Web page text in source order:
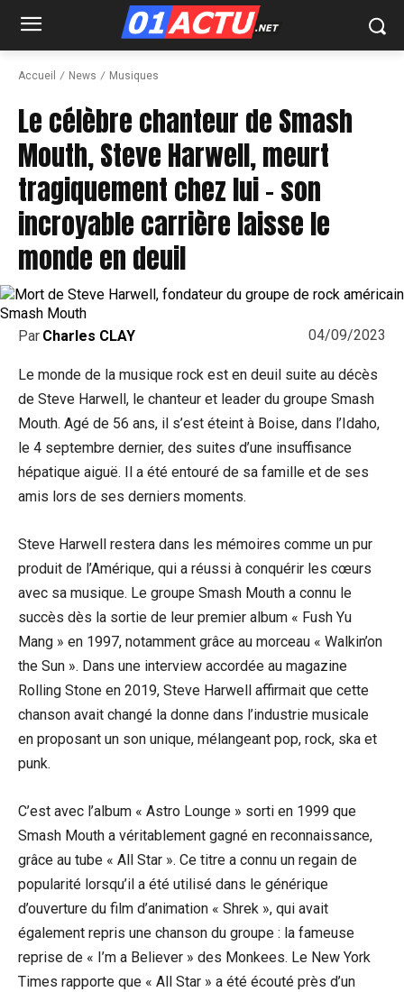
Accueil News Musiques
Le célèbre chanteur de Smash
Mouth, Steve Harwell, meurt
tragiquement chez lui – son
incroyable carrière laisse le
monde en deuil
04/09/2023
Par Charles CLAY
Le monde de la musique rock est en deuil suite au décès
de Steve Harwell, le chanteur et leader du groupe Smash
Mouth. Agé de 56 ans, il s’est éteint à Boise, dans l’Idaho,
le 4 septembre dernier, des suites d’une insuffisance
hépatique aiguë. Il a été entouré de sa famille et de ses
amis lors de ses derniers moments.
Steve Harwell restera dans les mémoires comme un pur
produit de l’Amérique, qui a réussi à conquérir les cœurs
avec sa musique. Le groupe Smash Mouth a connu le
succès dès la sortie de leur premier album « Fush Yu
Mang » en 1997, notamment grâce au morceau « Walkin’on
the Sun ». Dans une interview accordée au magazine
Rolling Stone en 2019, Steve Harwell affirmait que cette
chanson avait changé la donne dans l’industrie musicale
en proposant un son unique, mélangeant pop, rock, ska et
punk.
C’est avec l’album « Astro Lounge » sorti en 1999 que
Smash Mouth a véritablement gagné en reconnaissance,
grâce au tube « All Star ». Ce titre a connu un regain de
popularité lorsqu’il a été utilisé dans le générique
d’ouverture du film d’animation « Shrek », qui avait
également repris une chanson du groupe : la fameuse
reprise de « I’m a Believer » des Monkees. Le New York
Times rapporte que « All Star » a été écouté près d’un